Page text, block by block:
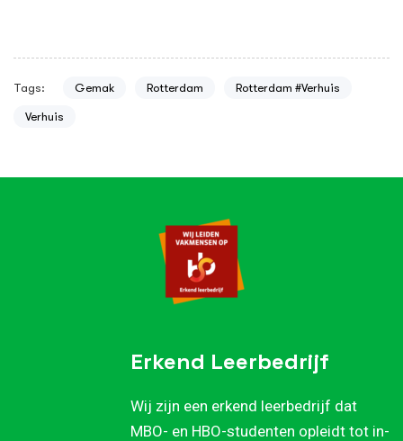
Tags: Gemak Rotterdam Rotterdam #Verhuis
Verhuis
Erkend Leerbedrijf
Wij zijn een erkend leerbedrijf dat
MBO- en HBO-studenten opleidt tot in-